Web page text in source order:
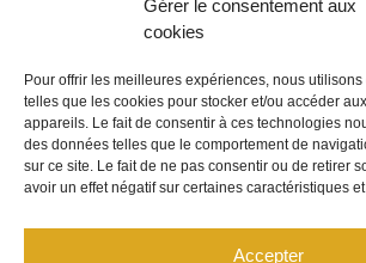
Gérer le consentement aux
cookies
Pour offrir les meilleures expériences, nous
telles que les cookies pour stocker et/ou accéder
appareils. Le fait de consentir à ces technologies
des données telles que le comportement de
sur ce site. Le fait de ne pas consentir ou de retirer
avoir un effet négatif sur certaines caractéristiques
Accepter
présentés à la médiathèque de l’Hôtel-
Organisateurs : Ville de Dole – Grand
DÉCOUVRIR